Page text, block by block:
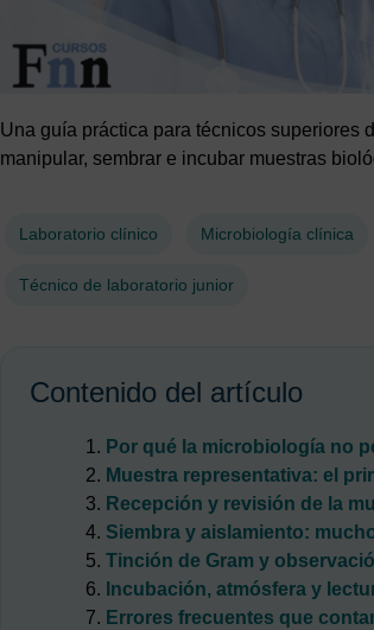
Una guía práctica para técnicos superiores
manipular, sembrar e incubar muestras
Laboratorio clínico Microbiología clínica
Técnico de laboratorio junior
Contenido del artículo
Por qué la microbiología no
Muestra representativa: el
Recepción y revisión de la
Siembra y aislamiento:
Tinción de Gram y
Incubación, atmósfera y
Errores frecuentes que